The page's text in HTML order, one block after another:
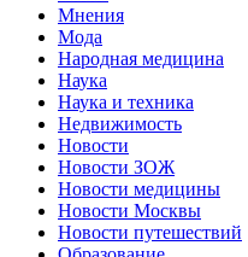
Мнения
Мода
Народная медицина
Наука
Наука и техника
Недвижимость
Новости
Новости ЗОЖ
Новости медицины
Новости Москвы
Новости путешествий